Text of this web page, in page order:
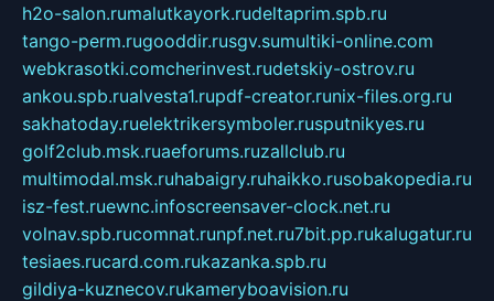
h2o-salon.rumalutkayork.rudeltaprim.spb.ru
tango-perm.rugooddir.rusgv.sumultiki-online.com
webkrasotki.comcherinvest.rudetskiy-ostrov.ru
ankou.spb.rualvesta1.rupdf-creator.runix-files.org.ru
sakhatoday.ruelektrikersymboler.rusputnikyes.ru
golf2club.msk.ruaeforums.ruzallclub.ru
multimodal.msk.ruhabaigry.ruhaikko.rusobakopedia.ru
isz-fest.ruewnc.infoscreensaver-clock.net.ru
volnav.spb.rucomnat.runpf.net.ru7bit.pp.rukalugatur.ru
tesiaes.rucard.com.rukazanka.spb.ru
gildiya-kuznecov.rukameryboavision.ru